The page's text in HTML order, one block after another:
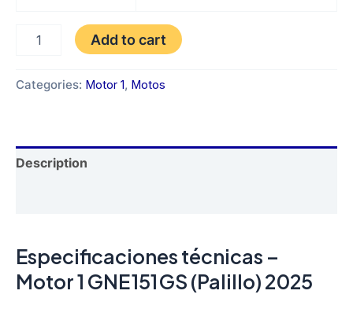
151
Add to cart
Categories: Motor 1, Motos
Description
Especificaciones técnicas –
Motor 1 GNE 151 GS (Palillo) 2025